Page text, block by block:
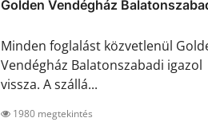
Golden Vendégház
Minden foglalást közvetlenül
Vendégház Balatonszabadi igazol
vissza. A szállá...
1980 megtekintés